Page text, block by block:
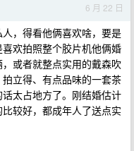
6 月 22 日
，得看他俩喜欢啥，要是
欢拍照整个胶片机他俩婚
或者就整点实用的戴森吹
立得、有点品味的一套茶
太占地方了。刚结婚估计
较好，都成年人了送点实